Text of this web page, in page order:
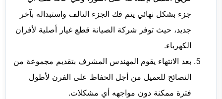
جزء بشكل نهائي يتم فك الجزء التالف واستبداله بآخر
جديد، حيث توفر شركة الصيانة قطع غيار أصلية لأفران
الكهرباء.
بعد الانتهاء يقوم المهندس المشرف بتقديم مجموعة من
النصائح للعميل من أجل الحفاظ على الفرن لأطول
فترة ممكنة دون مواجهه أي مشكلات.